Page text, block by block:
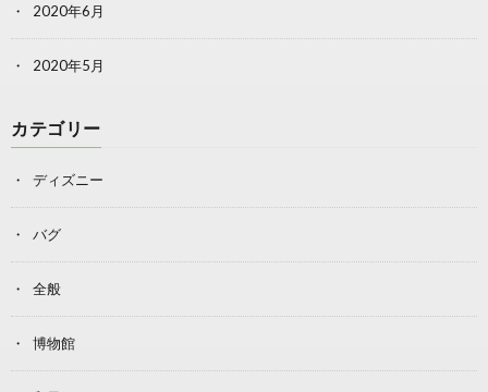
2020年6月
2020年5月
カテゴリー
ディズニー
バグ
全般
博物館